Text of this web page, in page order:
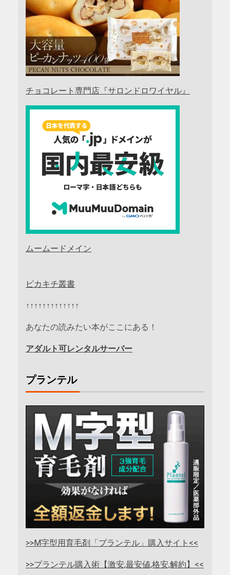
チョコレート専門店『サロンドロワイヤル』
ムームードメイン
ピカキチ叢書
↑↑↑↑↑↑↑↑↑↑↑↑↑
あなたの読みたい本がここにある！
アダルト可レンタルサーバー
プランテル
>>M字型用育毛剤「プランテル」購入サイト<<
>>プランテル購入術【激安,最安値,格安,解約】<<